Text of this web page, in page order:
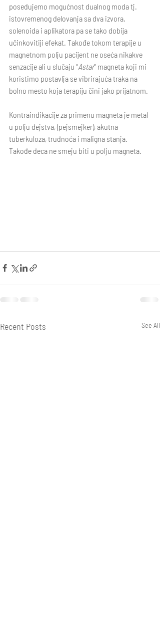
posedujemo mogućnost dualnog moda tj.
istovremenog delovanja sa dva izvora,
solenoida i aplikatora pa se tako dobija
učinkovitiji efekat. Takođe tokom terapije u
magnetnom polju pacijent ne oseća nikakve
senzacije ali u slučaju “Astar” magneta koji mi
koristimo postavlja se vibrirajuća traka na
bolno mesto koja terapiju čini jako prijatnom.
Kontraindikacije za primenu magneta je metal
u polju dejstva, (pejsmejker), akutna
tuberkuloza, trudnoća i maligna stanja.
Takođe deca ne smeju biti u polju magneta.
Recent Posts See All